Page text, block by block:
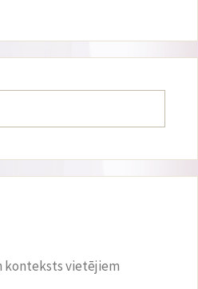
konteksts vietējiem